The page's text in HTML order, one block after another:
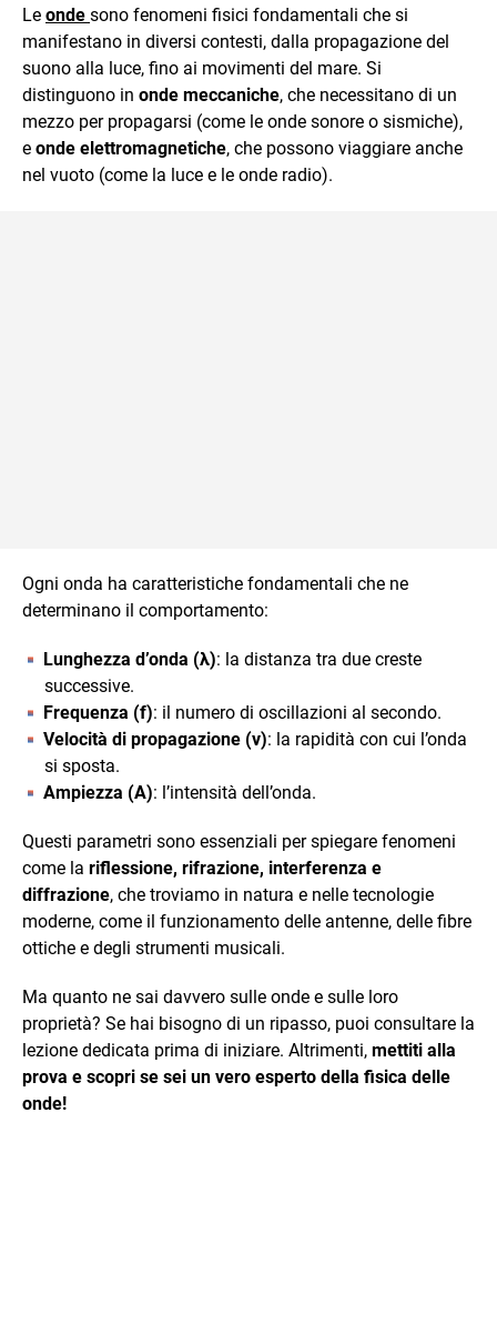
imparare.
Le onde sono fenomeni fisici fondamentali che si
manifestano in diversi contesti, dalla propagazione del
suono alla luce, fino ai movimenti del mare. Si
distinguono in onde meccaniche, che necessitano di un
mezzo per propagarsi (come le onde sonore o sismiche),
e onde elettromagnetiche, che possono viaggiare anche
nel vuoto (come la luce e le onde radio).
Ogni onda ha caratteristiche fondamentali che ne
determinano il comportamento:
Lunghezza d’onda (λ): la distanza tra due creste
successive.
Frequenza (f): il numero di oscillazioni al secondo.
Velocità di propagazione (v): la rapidità con cui l’onda
si sposta.
Ampiezza (A): l’intensità dell’onda.
Questi parametri sono essenziali per spiegare fenomeni
come la riflessione, rifrazione, interferenza e
diffrazione, che troviamo in natura e nelle tecnologie
moderne, come il funzionamento delle antenne, delle fibre
ottiche e degli strumenti musicali.
Ma quanto ne sai davvero sulle onde e sulle loro
proprietà? Se hai bisogno di un ripasso, puoi consultare la
lezione dedicata prima di iniziare. Altrimenti, mettiti alla
prova e scopri se sei un vero esperto della fisica delle
onde!